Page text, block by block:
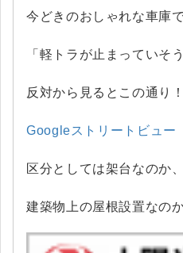
今どきのおしゃれな車庫
「軽トラが止まっていそ
反対から見るとこの通り！
Googleストリートビュー
区分としては架台なのか、
建築物上の屋根設置なの